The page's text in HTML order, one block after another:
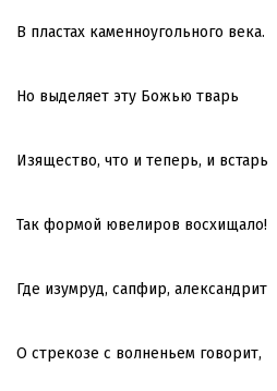
В пластах каменноугольного века.
Но выделяет эту Божью тварь
Изящество, что и теперь, и встарь
Так формой ювелиров восхищало!
Где изумруд, сапфир, александрит
О стрекозе с волненьем говорит,